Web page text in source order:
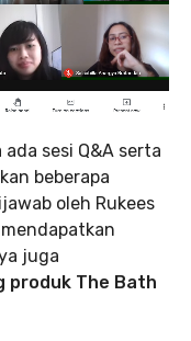
sesi Q&A serta
beberapa
oleh Rukees
juga
produk The Bath